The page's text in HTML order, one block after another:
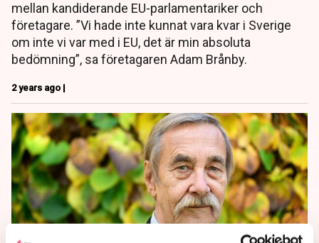
mellan kandiderande EU-parlamentariker och
företagare. ”Vi hade inte kunnat vara kvar i Sverige
om inte vi var med i EU, det är min absoluta
bedömning”, sa företagaren Adam Brånby.
2 years ago |